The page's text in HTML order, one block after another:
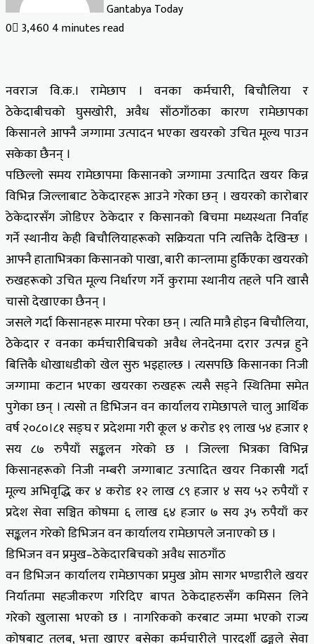
Gantabya Today
0 3,4604 minutes read
नवराज वि.क.। रामेछाप । वनका कर्मचारी, बिचौलिया र
ठेकेदाबीचको घुसखोरी, अवैध साँठगाँठका कारण रामेछापका
किसानले आफ्नै जग्गामा उत्पादन भएका खयरको उचित मूल्य पाउन
सकेका छैनन् ।
पछिल्लो समय रामेछापमा किसानको जग्गामा उत्पादित खयर किन्न
विभिन्न जिल्लाबाट ठेकेदारहरू आउने गरेका छन् । खयरको कारोबार
ठेकेदारसँग जोडिएर ठेकेदार र किसानको बिचमा मध्यस्थता निर्वाह
गर्ने स्थानीय केही बिचौलियाहरूको सक्रियता पनि त्यत्तिकै देखिन्छ ।
आफ्नै हाताभित्रका किसानको पाखा, बारी कान्लामा हुर्किएका खयरको
रुखहरूको उचित मूल्य निर्धारण गर्ने कुरामा स्थानीय तहले पनि खासै
चासो देखाएका छैनन् ।
जसले गर्दा किसानहरू मारमा परेका छन् । त्यति मात्रै होइन बिचौलिया,
ठेकेदार र वनका कर्मचारीबिचको अवैध लेनदेनमा दरार उत्पन्न हुने
बित्तिकै धोखाधडीको खेल सुरु भइहाल्छ । त्यसपछि किसानका निजी
जग्गामा कटान भएका खयरका रुखहरू त्यसै सड्ने स्थितिमा समेत
पुगेका छन् । त्यसो त डिभिजन वन कार्यालय रामेछापले चालु आर्थिक
वर्ष २०८०।८१ सङ्घ र प्रदेशमा गरी कूल ४ करोड १९ लाख ५४ हजार १
सय ८७ रुपैयाँ सङ्कलन गरेको छ । जिल्ला भित्रका विभिन्न
किसानहरूको निजी नम्बरी जग्गाबाट उत्पादित खयर निकासी गर्दा
मूल्य अभिवृद्धि कर ४ करोड १२ लाख ८९ हजार ४ सय ५२ रुपैयाँ र
प्रदेश सेवा सञ्चित कोषमा ६ लाख ६४ हजार ७ सय ३५ रुपैयाँ कर
सङ्कलन गरेको डिभिजन वन कार्यालय रामेछापले जनाएको छ ।
डिभिजन वन प्रमुख–ठेकेदारबिचको अवैध साठगाँठ
वन डिभिजन कार्यालय रामेछापका प्रमुख ओम सागर भण्डारीले खयर
निर्यातमा सहजीकरण गरिदिए बापत ठेकेदाहरुसँग कमिसन लिने
गरेको खुलासा भएको छ । नागरिकको करबाट जम्मा भएको राज्य
कोषबाट तलब, भत्ता खाएर बसेका कर्मचारीले पारदर्शी ढङ्गले सेवा